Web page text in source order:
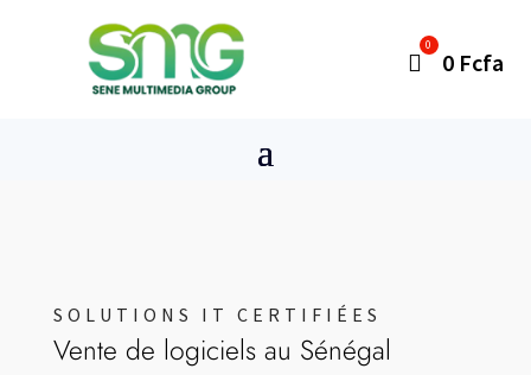
0 Fcfa
SOLUTIONS IT CERTIFIÉES
Vente de logiciels au Sénégal